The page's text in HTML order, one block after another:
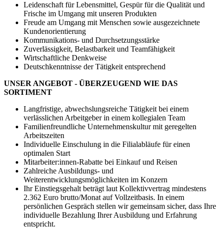
Leidenschaft für Lebensmittel, Gespür für die Qualität und
Frische im Umgang mit unseren Produkten
Freude am Umgang mit Menschen sowie ausgezeichnete
Kundenorientierung
Kommunikations- und Durchsetzungsstärke
Zuverlässigkeit, Belastbarkeit und Teamfähigkeit
Wirtschaftliche Denkweise
Deutschkenntnisse der Tätigkeit entsprechend
UNSER ANGEBOT - ÜBERZEUGEND WIE DAS
SORTIMENT
Langfristige, abwechslungsreiche Tätigkeit bei einem
verlässlichen Arbeitgeber in einem kollegialen Team
Familienfreundliche Unternehmenskultur mit geregelten
Arbeitszeiten
Individuelle Einschulung in die Filialabläufe für einen
optimalen Start
Mitarbeiter:innen-Rabatte bei Einkauf und Reisen
Zahlreiche Ausbildungs- und
Weiterentwicklungsmöglichkeiten im Konzern
Ihr Einstiegsgehalt beträgt laut Kollektivvertrag mindestens
2.362 Euro brutto/Monat auf Vollzeitbasis. In einem
persönlichen Gespräch stellen wir gemeinsam sicher, dass Ihre
individuelle Bezahlung Ihrer Ausbildung und Erfahrung
entspricht.